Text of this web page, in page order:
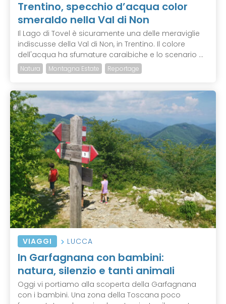
Trentino, specchio d’acqua color
smeraldo nella Val di Non
Il Lago di Tovel è sicuramente una delle meraviglie
indiscusse della Val di Non, in Trentino. Il colore
dell'acqua ha sfumature caraibiche e lo scenario ...
Natura Montagna Estate Reportage
VIAGGI LUCCA
In Garfagnana con bambini:
natura, silenzio e tanti animali
Oggi vi portiamo alla scoperta della Garfagnana
con i bambini. Una zona della Toscana poco